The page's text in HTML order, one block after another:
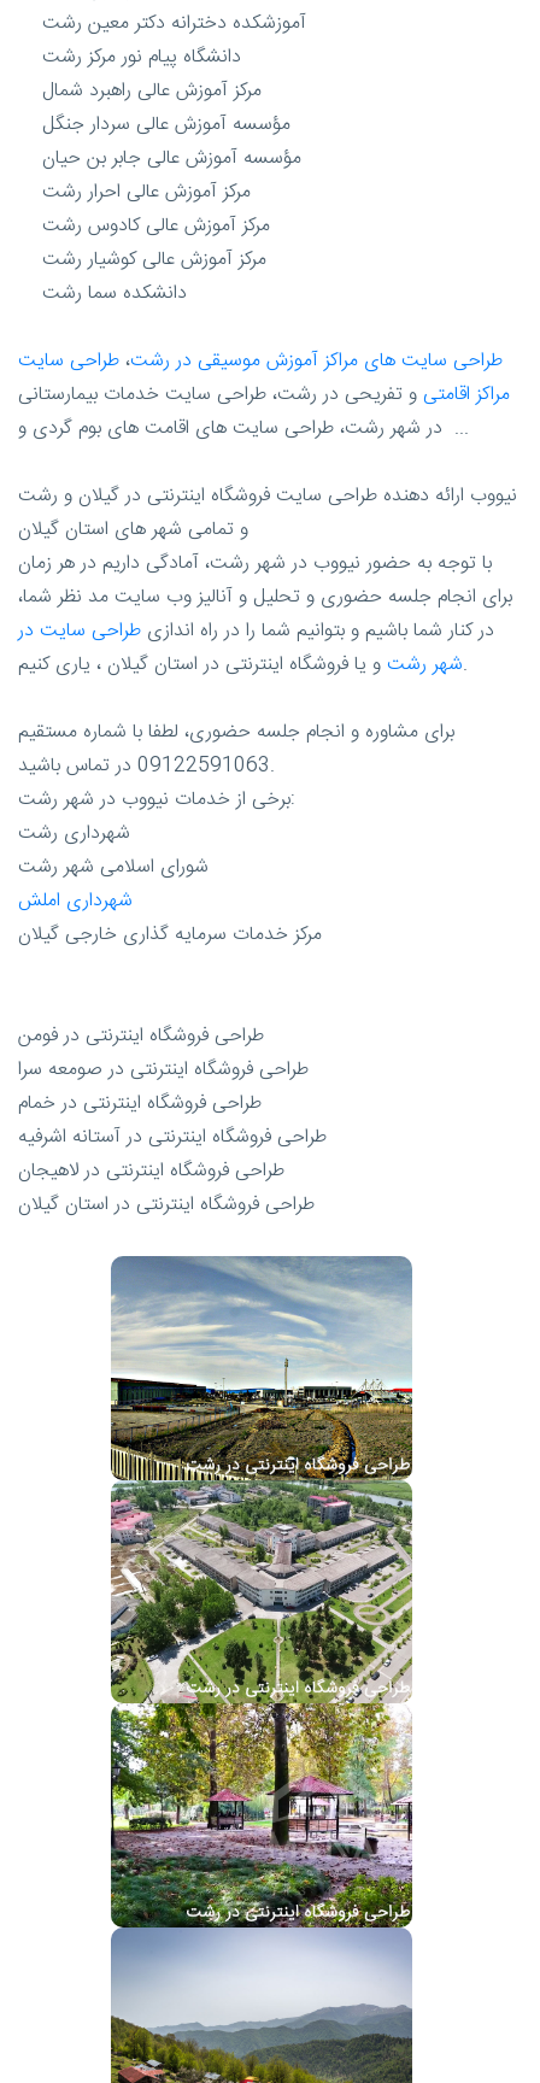
آموزشکده دخترانه دکتر معین رشت
دانشگاه پیام نور مرکز رشت
مرکز آموزش عالی راهبرد شمال
مؤسسه آموزش عالی سردار جنگل
مؤسسه آموزش عالی جابر بن حیان
مرکز آموزش عالی احرار رشت
مرکز آموزش عالی کادوس رشت
مرکز آموزش عالی کوشیار رشت
دانشکده سما رشت
طراحی سایت های مراکز آموزش موسیقی در رشت، طراحی سایت
مراکز اقامتی و تفریحی در رشت، طراحی سایت خدمات بیمارستانی
در شهر رشت، طراحی سایت های اقامت های بوم گردی و ...
نیووب ارائه دهنده طراحی سایت فروشگاه اینترنتی در گیلان و رشت
و تمامی شهر های استان گیلان
با توجه به حضور نیووب در شهر رشت، آمادگی داریم در هر زمان
برای انجام جلسه حضوری و تحلیل و آنالیز وب سایت مد نظر شما،
در کنار شما باشیم و بتوانیم شما را در راه اندازی طراحی سایت در
شهر رشتو یا فروشگاه اینترنتی در استان گیلان ، یاری کنیم.
برای مشاوره و انجام جلسه حضوری، لطفا با شماره مستقیم
09122591063 در تماس باشید.
برخی از خدمات نیووب در شهر رشت:
شهرداری رشت
شورای اسلامی شهر رشت
شهرداری املش
مرکز خدمات سرمایه گذاری خارجی گیلان
طراحی فروشگاه اینترنتی در فومن
طراحی فروشگاه اینترنتی در صومعه سرا
طراحی فروشگاه اینترنتی در خمام
طراحی فروشگاه اینترنتی در آستانه اشرفیه
طراحی فروشگاه اینترنتی در لاهیجان
طراحی فروشگاه اینترنتی در استان گیلان